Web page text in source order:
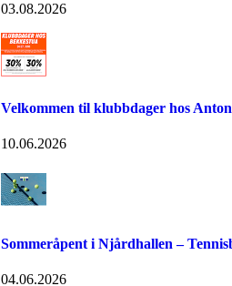
03.08.2026
Velkommen til klubbdager hos
10.06.2026
Sommeråpent i Njårdhallen –
04.06.2026